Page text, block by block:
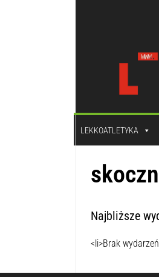
LEKKOATLETYKA
Najbliższe
<li>Brak